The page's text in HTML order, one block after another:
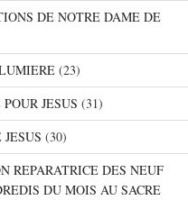
DE NOTRE DAME DE
(23)
JESUS (31)
(30)
REPARATRICE DES NEUF
DU MOIS AU SACRE